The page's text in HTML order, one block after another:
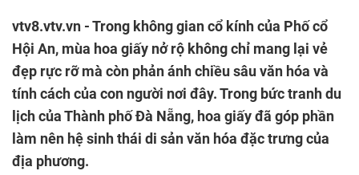
vtv8.vtv.vn - Trong không gian cổ kính của Phố cổ
Hội An, mùa hoa giấy nở rộ không chỉ mang lại vẻ
đẹp rực rỡ mà còn phản ánh chiều sâu văn hóa và
tính cách của con người nơi đây. Trong bức tranh du
lịch của Thành phố Đà Nẵng, hoa giấy đã góp phần
làm nên hệ sinh thái di sản văn hóa đặc trưng của
địa phương.